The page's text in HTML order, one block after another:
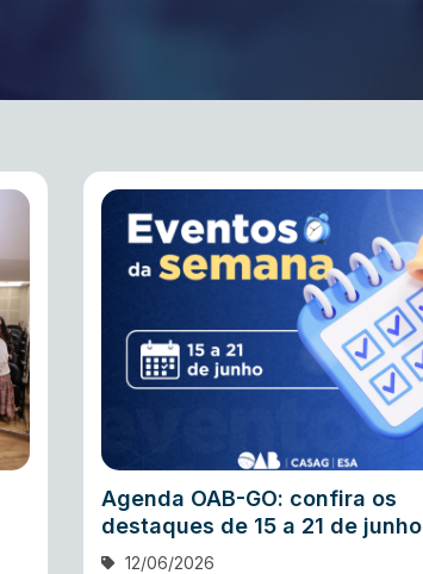
Agenda OAB-GO: confira os
destaques de 15 a 21 de junho
12/06/2026